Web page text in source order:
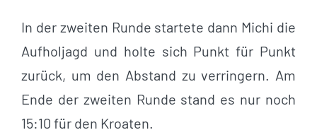
In der zweiten Runde startete dann Michi die
Aufholjagd und holte sich Punkt für Punkt
zurück, um den Abstand zu verringern. Am
Ende der zweiten Runde stand es nur noch
15:10 für den Kroaten.